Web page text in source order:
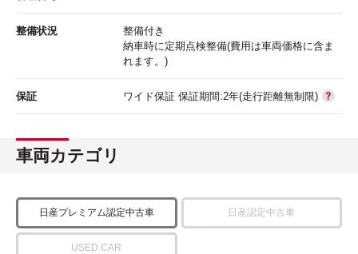
整備状況
整備付き
納車時に定期点検整備(費用は車両価格に含ま
れます。)
保証 ワイド保証 保証期間:2年(走行距離無制限)
車両カテゴリ
日産プレミアム認定中古車 日産認定中古車
USED CAR